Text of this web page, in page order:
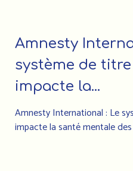
Amnesty
système de
impacte la...
Amnesty International : Le
impacte la santé mentale des